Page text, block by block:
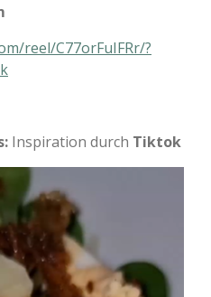
reel/C77orFuIFRr/?
Inspiration durch Tiktok